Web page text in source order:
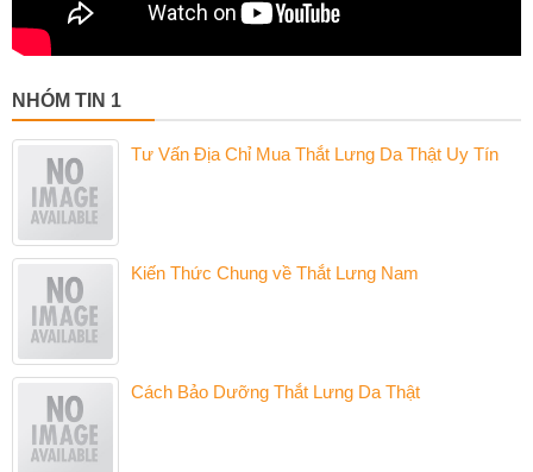
NHÓM TIN 1
Tư Vấn Địa Chỉ Mua Thắt Lưng Da Thật Uy Tín
Kiến Thức Chung về Thắt Lưng Nam
Cách Bảo Dưỡng Thắt Lưng Da Thật